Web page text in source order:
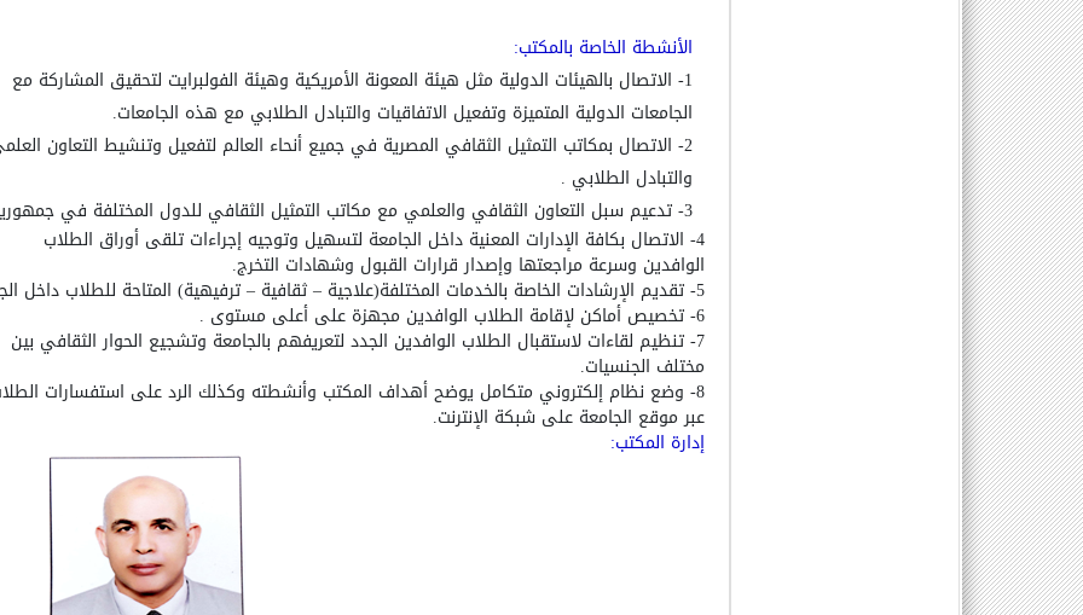
الأنشطة الخاصة بالمكتب:
1- الاتصال بالهيئات الدولية مثل هيئة المعونة الأمريكية وهيئة الفولبرايت لتحقيق المشاركة مع
الجامعات الدولية المتميزة وتفعيل الاتفاقيات والتبادل الطلابي مع هذه الجامعات.
2- الاتصال بمكاتب التمثيل الثقافي المصرية في جميع أنحاء العالم لتفعيل وتنشيط التعاون العلمي
والتبادل الطلابي .
3- تدعيم سبل التعاون الثقافي والعلمي مع مكاتب التمثيل الثقافي للدول المختلفة في جمهورية مصر العربية.
4- الاتصال بكافة الإدارات المعنية داخل الجامعة لتسهيل وتوجيه إجراءات تلقى أوراق الطلاب
الوافدين وسرعة مراجعتها وإصدار قرارات القبول وشهادات التخرج.
5- تقديم الإرشادات الخاصة بالخدمات المختلفة(علاجية –ثقافية –ترفيهية) المتاحة للطلاب داخل
6- تخصيص أماكن لإقامة الطلاب الوافدين مجهزة على أعلى مستوى .
7- تنظيم لقاءات لاستقبال الطلاب الوافدين الجدد لتعريفهم بالجامعة وتشجيع الحوار الثقافي بين
مختلف الجنسيات.
8- وضع نظام إلكتروني متكامل يوضح أهداف المكتب وأنشطته وكذلك الرد على استفسارات الطلاب
عبر موقع الجامعة على شبكة الإنترنت.
إدارة المكتب: